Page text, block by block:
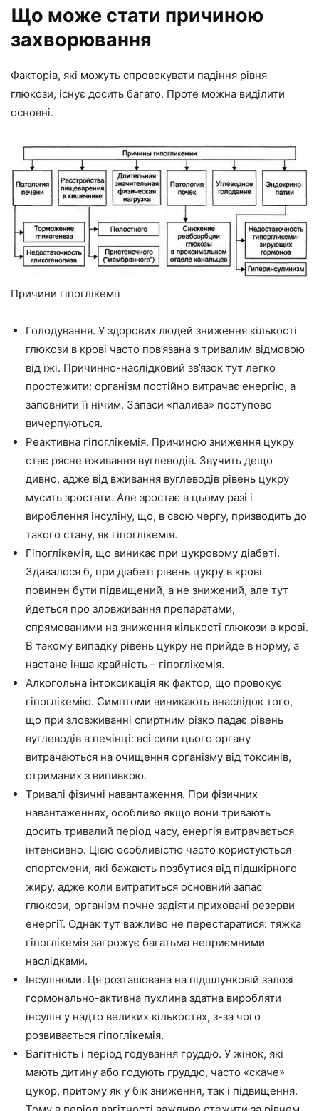
Що може стати причиною
захворювання
Факторів, які можуть спровокувати падіння рівня
глюкози, існує досить багато. Проте можна виділити
основні.
Причини гіпоглікемії
Голодування. У здорових людей зниження кількості
глюкози в крові часто пов’язана з тривалим відмовою
від їжі. Причинно-наслідковий зв’язок тут легко
простежити: організм постійно витрачає енергію, а
заповнити її нічим. Запаси «палива» поступово
вичерпуються.
Реактивна гіпоглікемія. Причиною зниження цукру
стає рясне вживання вуглеводів. Звучить дещо
дивно, адже від вживання вуглеводів рівень цукру
мусить зростати. Але зростає в цьому разі і
вироблення інсуліну, що, в свою чергу, призводить до
такого стану, як гіпоглікемія.
Гіпоглікемія, що виникає при цукровому діабеті.
Здавалося б, при діабеті рівень цукру в крові
повинен бути підвищений, а не знижений, але тут
йдеться про зловживання препаратами,
спрямованими на зниження кількості глюкози в крові.
В такому випадку рівень цукру не прийде в норму, а
настане інша крайність – гіпоглікемія.
Алкогольна інтоксикація як фактор, що провокує
гіпоглікемію. Симптоми виникають внаслідок того,
що при зловживанні спиртним різко падає рівень
вуглеводів в печінці: всі сили цього органу
витрачаються на очищення організму від токсинів,
отриманих з випивкою.
Тривалі фізичні навантаження. При фізичних
навантаженнях, особливо якщо вони тривають
досить тривалий період часу, енергія витрачається
інтенсивно. Цією особливістю часто користуються
спортсмени, які бажають позбутися від підшкірного
жиру, адже коли витратиться основний запас
глюкози, організм почне задіяти приховані резерви
енергії. Однак тут важливо не перестаратися: тяжка
гіпоглікемія загрожує багатьма неприємними
наслідками.
Інсуліноми. Ця розташована на підшлунковій залозі
гормонально-активна пухлина здатна виробляти
інсулін у надто великих кількостях, з-за чого
розвивається гіпоглікемія.
Вагітність і період годування груддю. У жінок, які
мають дитину або годують груддю, часто «скаче»
цукор, притому як у бік зниження, так і підвищення.